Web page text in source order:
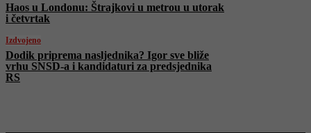
Haos u Londonu: Štrajkovi u metrou u utorak
i četvrtak
Izdvojeno
Dodik priprema nasljednika? Igor sve bliže
vrhu SNSD-a i kandidaturi za predsjednika
RS